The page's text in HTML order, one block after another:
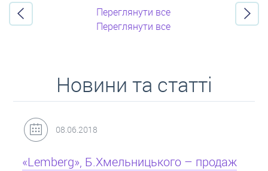
Переглянути все
Переглянути все
Новини та статті
31.05.2018
Кредит під заставу нерухомості: іпотека